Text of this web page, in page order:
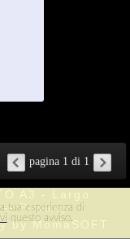
pagina 1 di 1
--Privacy
by MomaSOFT
tua esperienza di
questo avviso.